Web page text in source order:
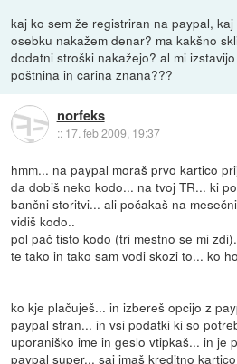
kaj ko sem že registriran na paypal,
osebku nakažem denar? ma kakšno
dodatni stroški nakažejo? al mi
poštnina in carina znana???
norfeks
:: 17. feb 2009, 19:37
hmm... na paypal moraš prvo kartico
da dobiš neko kodo... na tvoj TR... ki
bančni storitvi... ali počakaš na
vidiš kodo..
pol pač tisto kodo (tri mestno se mi
te tako in tako sam vodi skozi to... ko
ko kje plačuješ... in izbereš opcijo z
paypal stran... in vsi podatki ki so
uporaniško ime in geslo vtipkaš... in je
paypal super... saj imaš kreditno